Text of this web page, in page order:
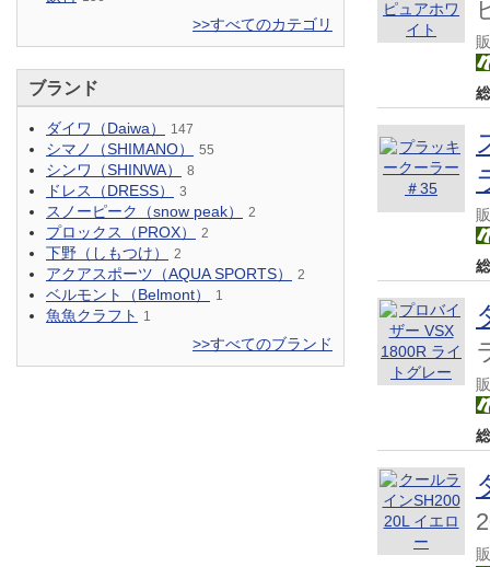
>>すべてのカテゴリ
ブランド
ダイワ（Daiwa） 147
シマノ（SHIMANO） 55
シンワ（SHINWA） 8
ドレス（DRESS） 3
スノーピーク（snow peak） 2
プロックス（PROX） 2
下野（しもつけ） 2
アクアスポーツ（AQUA SPORTS） 2
ベルモント（Belmont） 1
魚魚クラフト 1
>>すべてのブランド